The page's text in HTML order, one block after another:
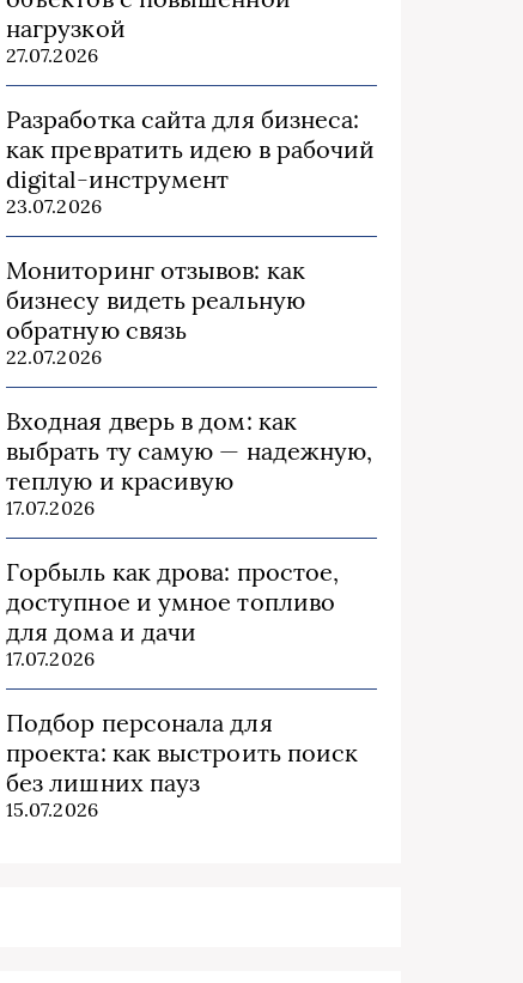
нагрузкой
27.07.2026
Разработка сайта для бизнеса:
как превратить идею в рабочий
digital-инструмент
23.07.2026
Мониторинг отзывов: как
бизнесу видеть реальную
обратную связь
22.07.2026
Входная дверь в дом: как
выбрать ту самую — надежную,
теплую и красивую
17.07.2026
Горбыль как дрова: простое,
доступное и умное топливо
для дома и дачи
17.07.2026
Подбор персонала для
проекта: как выстроить поиск
без лишних пауз
15.07.2026